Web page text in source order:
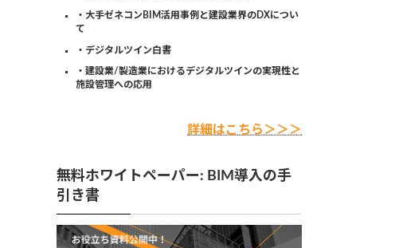
・大手ゼネコンBIM活用事例と建設業界のDXについ
て
・デジタルツイン白書
・建設業/製造業におけるデジタルツインの実現性と
施設管理への応用
詳細はこちら＞＞＞
無料ホワイトペーパー: BIM導入の手
引き書